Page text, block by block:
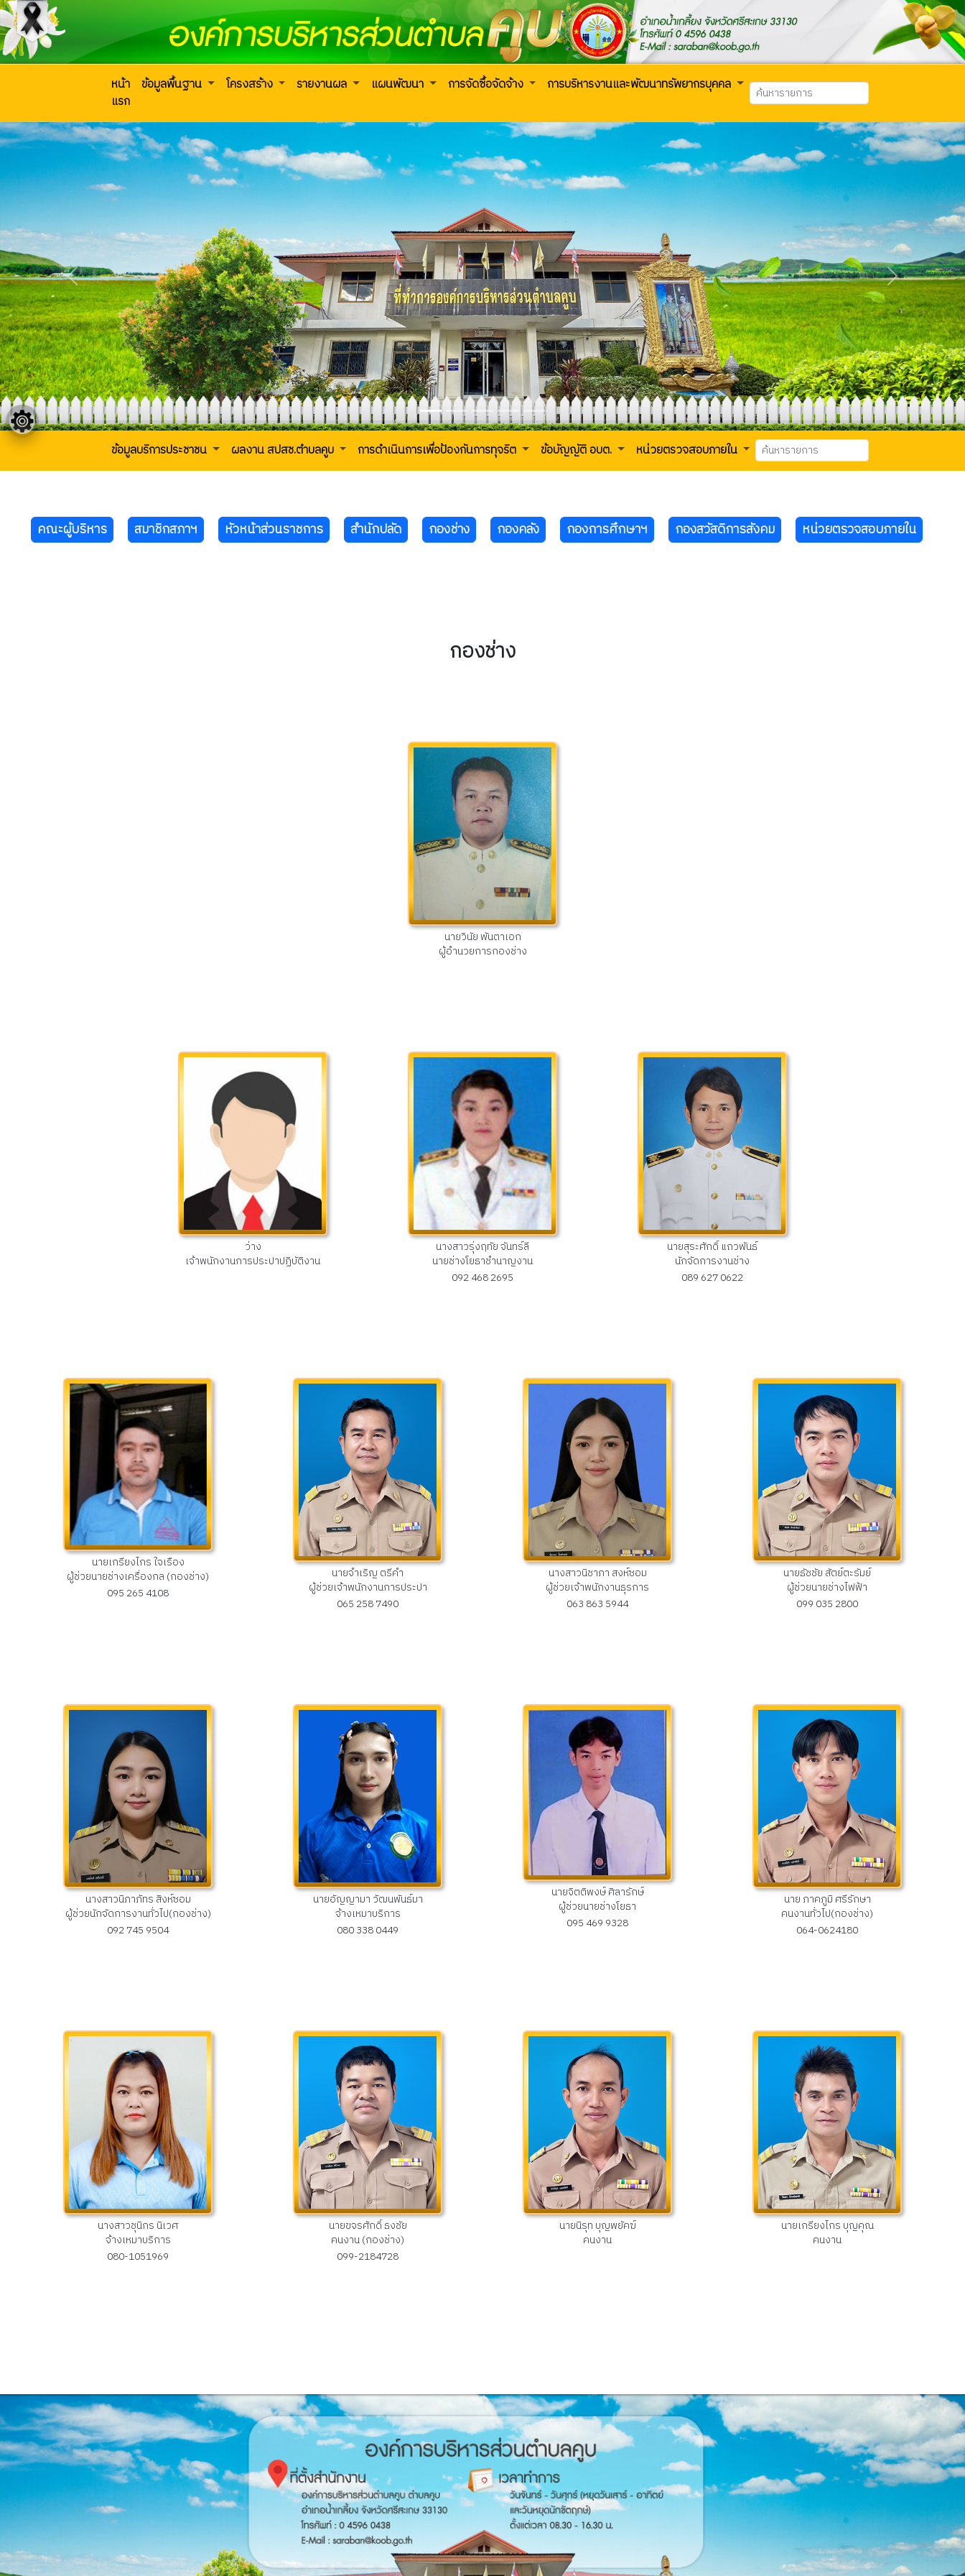
หน้า
แรก
ข้อมูลพื้นฐาน โครงสร้าง รายงานผล แผนพัฒนา การจัดซื้อจัดจ้าง การบริหารงานและพัฒนาทรัพยากรบุคคล
ข้อมูลบริการประชาชน ผลงาน สปสช.ตำบลคูบ การดำเนินการเพื่อป้องกันการทุจริต ข้อบัญญัติ อบต. หน่วยตรวจสอบภายใน
คณะผู้บริหาร สมาชิกสภาฯ หัวหน้าส่วนราชการ สำนักปลัด กองช่าง กองคลัง กองการศึกษาฯ กองสวัสดิการสังคม หน่วยตรวจสอบภายใน
กองช่าง
นายวินัย พันตาเอก
ผู้อำนวยการกองช่าง
ว่าง
เจ้าพนักงานการประปาปฏิบัติงาน
นางสาวรุ่งฤทัย จันทร์ลี
นายช่างโยธาชำนาญงาน
092 468 2695
นายสุระศักดิ์ แถวพันธ์
นักจัดการงานช่าง
089 627 0622
นายเกรียงไกร ใจเรือง
ผู้ช่วยนายช่างเครื่องกล (กองช่าง)
095 265 4108
นายจำเริญ ตรีคำ
ผู้ช่วยเจ้าพนักงานการประปา
065 258 7490
นางสาวนิชาภา สงห์ซอม
ผู้ช่วยเจ้าพนักงานธุรการ
063 863 5944
นายธัชชัย สัตย์ตะรัมย์
ผู้ช่วยนายช่างไฟฟ้า
099 035 2800
นางสาวนิภาภัทร สิงห์ซอม
ผู้ช่วยนักจัดการงานทั่วไป(กองช่าง)
092 745 9504
นายอัญญามา วัฒนพันธ์มา
จ้างเหมาบริการ
080 338 0449
นายจิตติพงษ์ ศิลารักษ์
ผู้ช่วยนายช่างโยธา
095 469 9328
นาย ภาคภูมิ ศรีรักษา
คนงานทั่วไป(กองช่าง)
064-0624180
นางสาวชุนิกร นิเวศ
จ้างเหมาบริการ
080-1051969
นายขจรศักดิ์ ธงชัย
คนงาน (กองช่าง)
099-2184728
นายนิรุท บุญพยัคฆ์
คนงาน
นายเกรียงไกร บุญคุณ
คนงาน